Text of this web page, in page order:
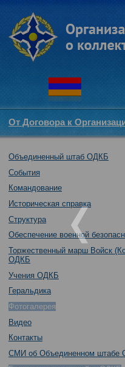
От Договора к
Объединенный штаб ОДКБ
События
Командование
Историческая справка
Структура
Обеспечение военной
Торжественный марш Войск
ОДКБ
Учения ОДКБ
Геральдика
Фотогалерея
Видео
Контакты
СМИ об Объединенном штабе